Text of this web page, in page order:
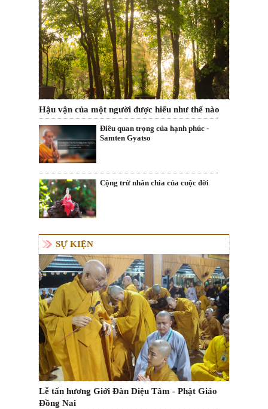
Hậu vận của một người được hiểu như thế nào
Điều quan trọng của hạnh phúc -
Samten Gyatso
Cộng trừ nhân chia của cuộc đời
SỰ KIỆN
Lễ tấn hương Giới Đàn Diệu Tâm - Phật Giáo
Đồng Nai